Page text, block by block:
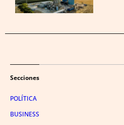
Secciones
POLÍTICA
BUSINESS